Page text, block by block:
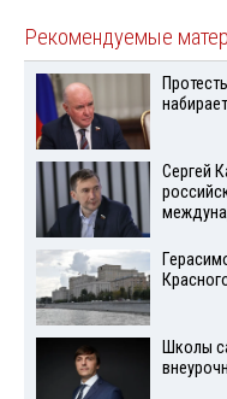
Рекомендуемые
Сергей
Школы